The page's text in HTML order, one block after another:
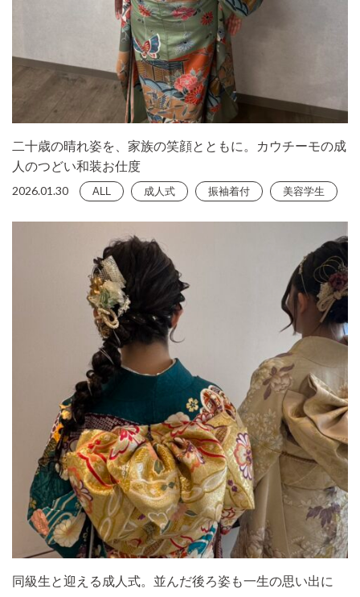
二十歳の晴れ姿を、家族の笑顔とともに。カウチーモの成
人のつどい和装お仕度
2026.01.30
ALL 成人式 振袖着付 美容学生
同級生と迎える成人式。並んだ後ろ姿も一生の思い出に